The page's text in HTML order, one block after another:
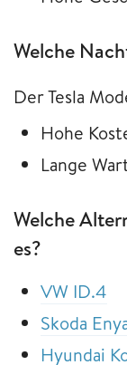
Welche
Der Tesla
Hohe
Lange
Welche
es?
VW ID.4
Skoda
Hyundai